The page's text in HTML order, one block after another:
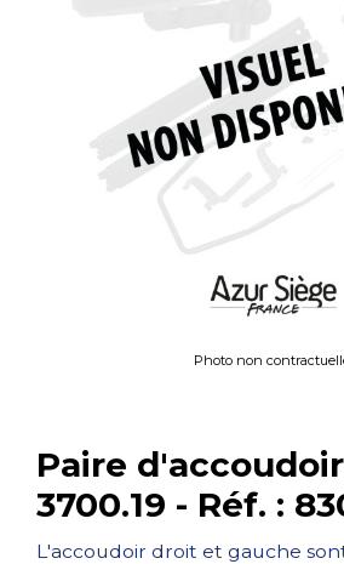
Paire
3700.19 - Réf. :
L'accoudoir droit et gauche
Photo non